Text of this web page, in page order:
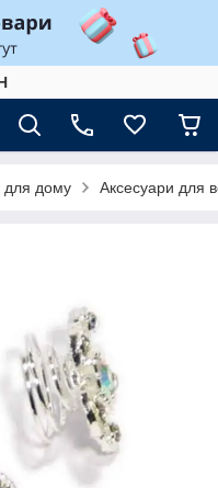
для дому Аксесуари для